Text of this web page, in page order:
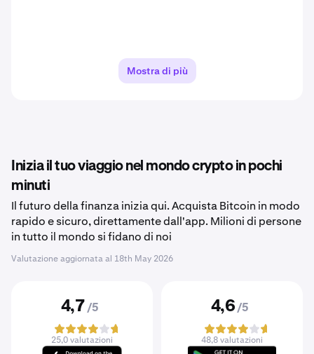
Mostra di più
Inizia il tuo viaggio nel mondo crypto in pochi
minuti
Il futuro della finanza inizia qui. Acquista Bitcoin in modo
rapido e sicuro, direttamente dall'app. Milioni di persone
in tutto il mondo si fidano di noi
Valutazione aggiornata al 18th May 2026
4,7 /5
25,0 valutazioni
4,6 /5
48,8 valutazioni